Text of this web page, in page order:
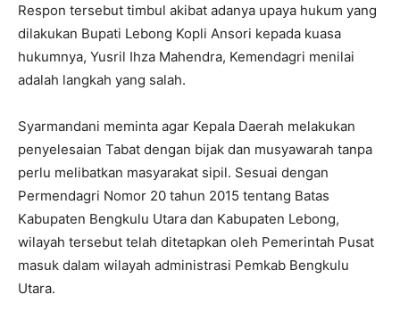
Respon tersebut timbul akibat adanya upaya hukum yang
dilakukan Bupati Lebong Kopli Ansori kepada kuasa
hukumnya, Yusril Ihza Mahendra, Kemendagri menilai
adalah langkah yang salah.
Syarmandani meminta agar Kepala Daerah melakukan
penyelesaian Tabat dengan bijak dan musyawarah tanpa
perlu melibatkan masyarakat sipil. Sesuai dengan
Permendagri Nomor 20 tahun 2015 tentang Batas
Kabupaten Bengkulu Utara dan Kabupaten Lebong,
wilayah tersebut telah ditetapkan oleh Pemerintah Pusat
masuk dalam wilayah administrasi Pemkab Bengkulu
Utara.